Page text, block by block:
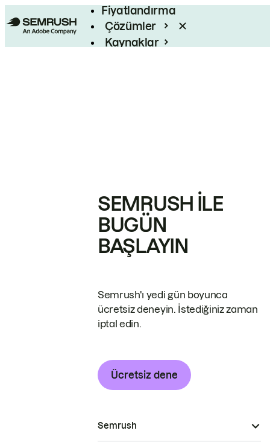
Fiyatlandırma
Çözümler
Kaynaklar
SEMRUSH ILE
BUGÜN
BAŞLAYIN
Semrush'ı yedi gün boyunca
ücretsiz deneyin. İstediğiniz zaman
iptal edin.
Ücretsiz dene
Semrush